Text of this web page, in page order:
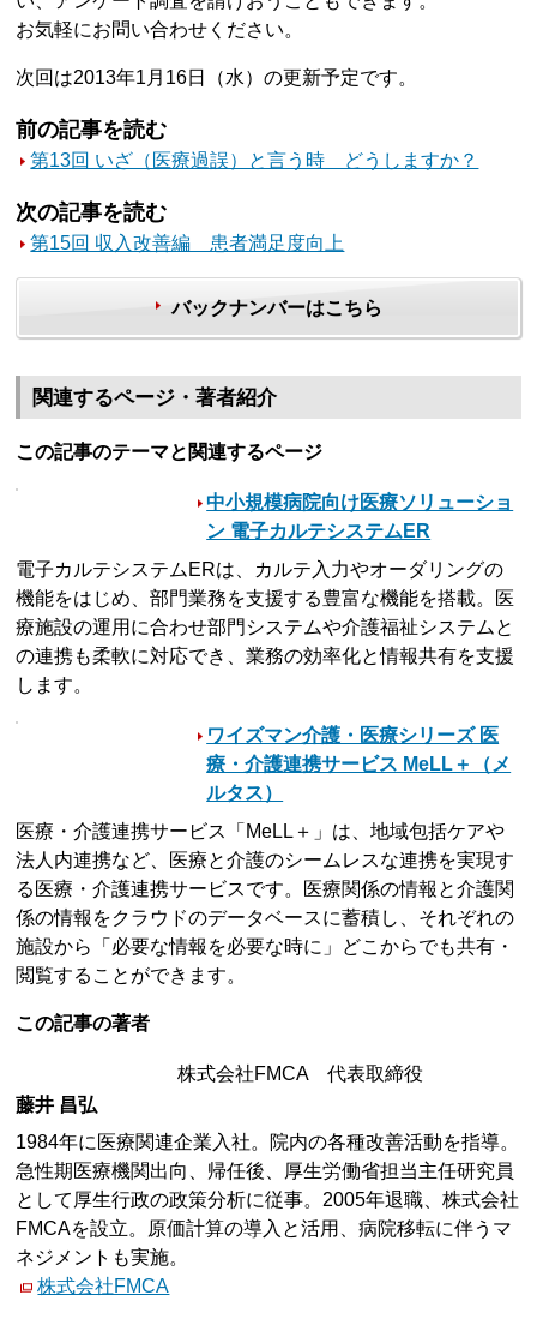
お気軽にお問い合わせください。
次回は2013年1月16日（水）の更新予定です。
前の記事を読む
第13回 いざ（医療過誤）と言う時 どうしますか？
次の記事を読む
第15回 収入改善編 患者満足度向上
バックナンバーはこちら
関連するページ・著者紹介
この記事のテーマと関連するページ
中小規模病院向け医療ソリューショ
ン 電子カルテシステムER
電子カルテシステムERは、カルテ入力やオーダリングの
機能をはじめ、部門業務を支援する豊富な機能を搭載。医
療施設の運用に合わせ部門システムや介護福祉システムと
の連携も柔軟に対応でき、業務の効率化と情報共有を支援
します。
ワイズマン介護・医療シリーズ 医
療・介護連携サービス MeLL＋（メ
ルタス）
医療・介護連携サービス「MeLL＋」は、地域包括ケアや
法人内連携など、医療と介護のシームレスな連携を実現す
る医療・介護連携サービスです。医療関係の情報と介護関
係の情報をクラウドのデータベースに蓄積し、それぞれの
施設から「必要な情報を必要な時に」どこからでも共有・
閲覧することができます。
この記事の著者
株式会社FMCA 代表取締役
藤井 昌弘
1984年に医療関連企業入社。院内の各種改善活動を指導。
急性期医療機関出向、帰任後、厚生労働省担当主任研究員
として厚生行政の政策分析に従事。2005年退職、株式会社
FMCAを設立。原価計算の導入と活用、病院移転に伴うマ
ネジメントも実施。
株式会社FMCA